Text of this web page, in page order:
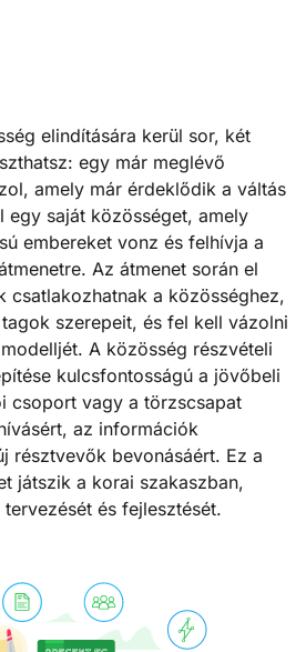
elindítására kerül sor, két
egy már meglévő
amely már érdeklődik a váltás
egy saját közösséget, amely
embereket vonz és felhívja a
Az átmenet során el
csatlakozhatnak a közösséghez,
szerepeit, és fel kell vázolni
A közösség részvételi
kulcsfontosságú a jövőbeli
csoport vagy a törzscsapat
az információk
résztvevők bevonásáért. Ez a
játszik a korai szakaszban,
és fejlesztését.